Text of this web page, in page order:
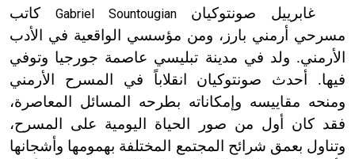
غابرييل صونتوكيانGabriel Sountougian كاتب
مسرحي أرمني بارز، ومن مؤسسي الواقعية في الأدب
الأرمني. ولد في مدينة تبليسي عاصمة جورجيا وتوفي
فيها. أحدث صونتوكيان انقلاباً في المسرح الأرمني
ومنحه مقاييسه وإمكاناته بطرحه المسائل المعاصرة،
فقد كان أول من صور الحياة اليومية على المسرح،
وتناول بعمق شرائح المجتمع المختلفة بهمومها وأشجانها